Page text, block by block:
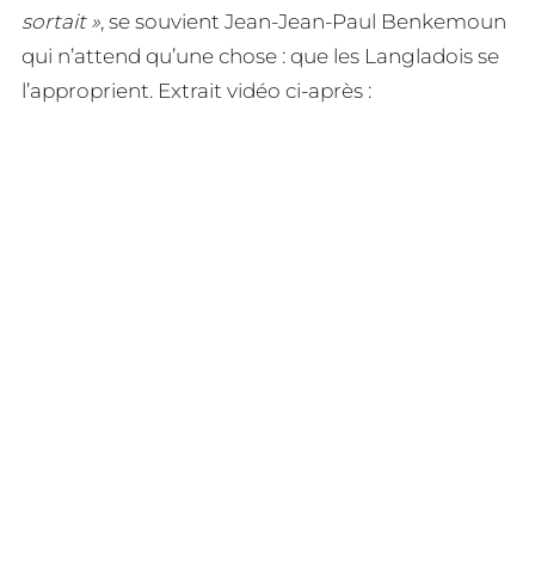
sortait », se souvient Jean-Jean-Paul Benkemoun
qui n’attend qu’une chose : que les Langladois se
l’approprient. Extrait vidéo ci-après :